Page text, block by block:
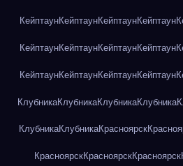
КейптаунКейптаунКейптаунКейптаун
КейптаунКейптаунКейптаунКейптаун
КейптаунКейптаунКейптаунКейптаун
КлубникаКлубникаКлубникаКлубника
КлубникаКлубникаКрасноярск
КрасноярскКрасноярскКрасноярск